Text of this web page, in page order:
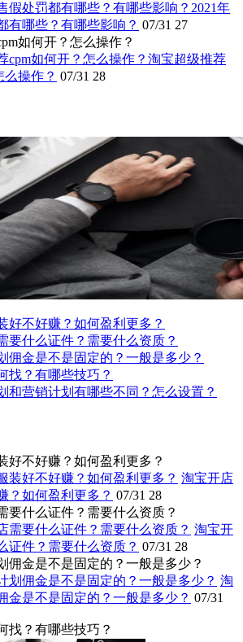
2021年
有哪些？有哪些影响？ 07/31 27
如何开？怎么操作？
淘宝超级推荐
么操作？ 07/31 28
好不好赚？如何盈利更多？
要什么证件？需要什么资质？
佣金是不是固定的？一般是多少？
找？有哪些技巧？
和营销计划有哪些不同？怎么设置？
好不好赚？如何盈利更多？
淘宝开店
？如何盈利更多？ 07/31 28
要什么证件？需要什么资质？
淘宝开
证件？需要什么资质？ 07/31 28
佣金是不是固定的？一般是多少？
淘
金是不是固定的？一般是多少？ 07/31
找？有哪些技巧？